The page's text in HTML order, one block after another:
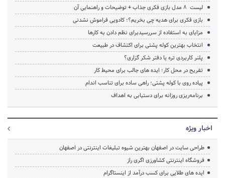
لیست 8 مدل بازی فکری جذاب + توضیحات و راهنمایی آن
بازی فکری برای هدیه چی بخریم؟؛ کادویی فراموش نشدنی
مزایای به استفاده از سررسیدبرای نظم دادن به کارها
انتخاب بهترین کوله پشتی برای اکتشاف در طبیعت
پلنر کاربردی تره یا دفتر شکر گزاری؟
تفریح در محل کار؛ ایده های جالب برای محیط کار
پیاده روی با کوله پشتی؛ راهی ساده برای تناسب اندام
برنامه‌ریزی روزانه برای دستیابی به اهداف
اخبار ویژه
طراحی سایت در اصفهان بهترین شیوه تبلیغات اینترنتی در اصفهان
فروشگاه اینترنتی کشاورزی اگری راز
ایده های طلایی برای کسب درآمد از اینستاگرام